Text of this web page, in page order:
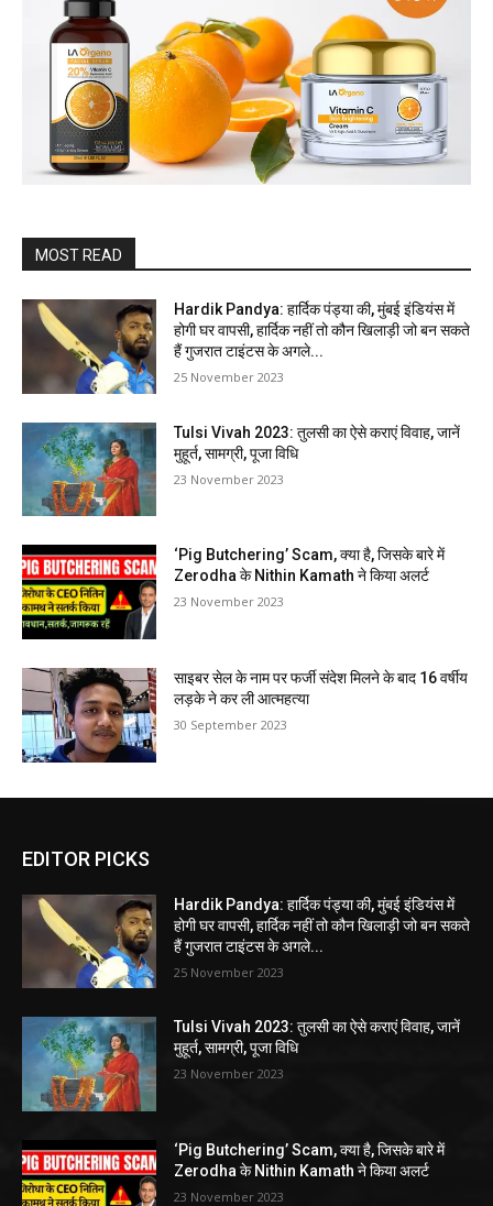
MOST READ
Hardik Pandya: हार्दिक पंड्या की, मुंबई इंडियंस में
होगी घर वापसी, हार्दिक नहीं तो कौन खिलाड़ी जो बन सकते
हैं गुजरात टाइंटस के अगले...
25 November 2023
Tulsi Vivah 2023: तुलसी का ऐसे कराएं विवाह, जानें
मुहूर्त, सामग्री, पूजा विधि
23 November 2023
‘Pig Butchering’ Scam, क्या है, जिसके बारे में
Zerodha के Nithin Kamath ने किया अलर्ट
23 November 2023
साइबर सेल के नाम पर फर्जी संदेश मिलने के बाद 16 वर्षीय
लड़के ने कर ली आत्महत्या
30 September 2023
EDITOR PICKS
Hardik Pandya: हार्दिक पंड्या की, मुंबई इंडियंस में
होगी घर वापसी, हार्दिक नहीं तो कौन खिलाड़ी जो बन सकते
हैं गुजरात टाइंटस के अगले...
25 November 2023
Tulsi Vivah 2023: तुलसी का ऐसे कराएं विवाह, जानें
मुहूर्त, सामग्री, पूजा विधि
23 November 2023
‘Pig Butchering’ Scam, क्या है, जिसके बारे में
Zerodha के Nithin Kamath ने किया अलर्ट
23 November 2023